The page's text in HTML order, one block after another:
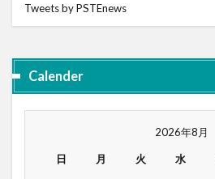
Tweets by PSTEnews
Calender
2026年8月
日 月 火 水